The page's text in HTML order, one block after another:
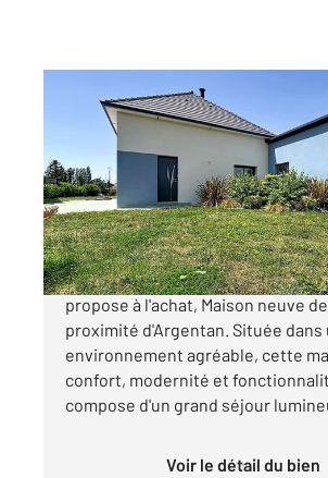
ARGENTAN 61
120,93 m2, 4 pièces
Ref : 12903
Maison à vendre
260 300 €
Votre agence CENTURY 21 ML
propose à l'achat, Maison neuve
proximité d'Argentan. Située dans
environnement agréable, cette
confort, modernité et
compose d'un grand séjour
Voir le détail du bien